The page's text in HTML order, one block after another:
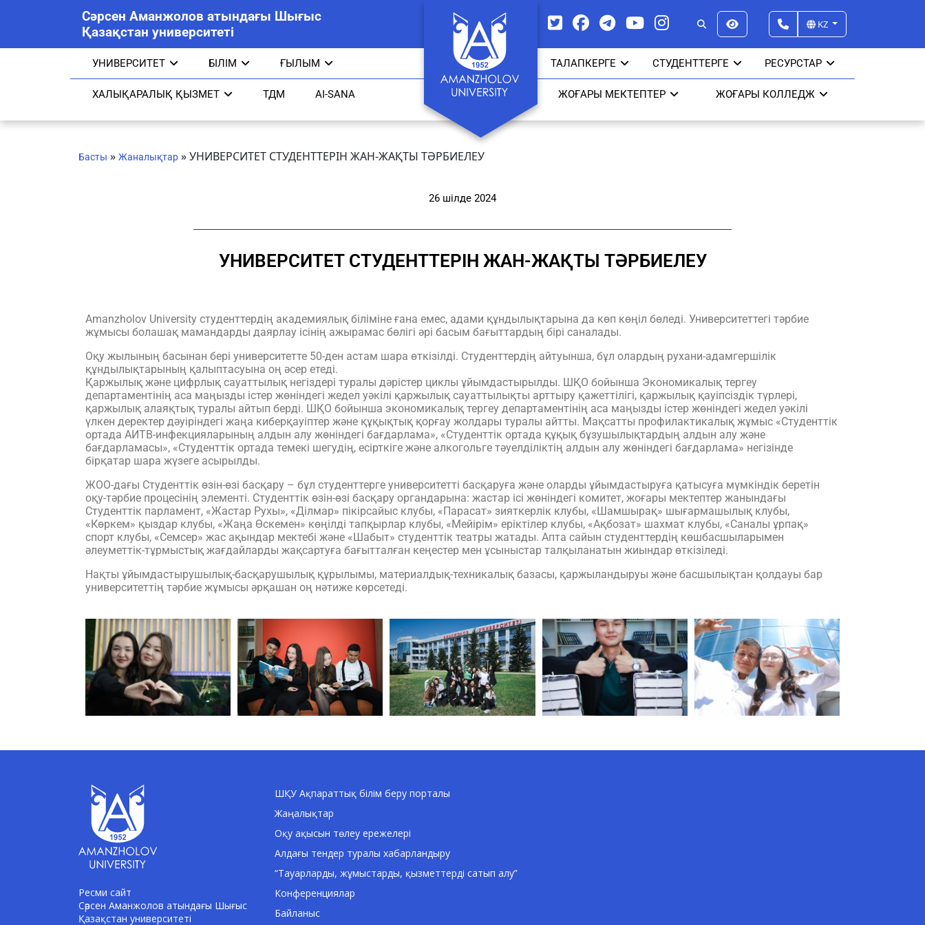
Сәрсен Аманжолов атындағы Шығыс
Қазақстан университеті
KZ
УНИВЕРСИТЕТ БІЛІМ ҒЫЛЫМ ТАЛАПКЕРГЕ СТУДЕНТТЕРГЕ РЕСУРСТАР
ХАЛЫҚАРАЛЫҚ ҚЫЗМЕТ ТДМ AI-SANA ЖОҒАРЫ МЕКТЕПТЕР ЖОҒАРЫ КОЛЛЕДЖ
Басты » Жаналықтар »УНИВЕРСИТЕТ СТУДЕНТТЕРІН ЖАН-ЖАҚТЫ ТӘРБИЕЛЕУ
26 шілде 2024
УНИВЕРСИТЕТ СТУДЕНТТЕРІН ЖАН-ЖАҚТЫ ТӘРБИЕЛЕУ
Amanzholov University студенттердің академиялық біліміне ғана емес, адами құндылықтарына да көп көңіл бөледі. Университеттегі тәрбие
жұмысы болашақ мамандарды даярлау ісінің ажырамас бөлігі әрі басым бағыттардың бірі саналады.
Оқу жылының басынан бері университетте 50-ден астам шара өткізілді. Студенттердің айтуынша, бұл олардың рухани-адамгершілік
құндылықтарының қалыптасуына оң әсер етеді.
Қаржылық және цифрлық сауаттылық негіздері туралы дәрістер циклы ұйымдастырылды. ШҚО бойынша Экономикалық тергеу
департаментінің аса маңызды істер жөніндегі жедел уәкілі қаржылық сауаттылықты арттыру қажеттілігі, қаржылық қауіпсіздік түрлері,
қаржылық алаяқтық туралы айтып берді. ШҚО бойынша экономикалық тергеу департаментінің аса маңызды істер жөніндегі жедел уәкілі
үлкен деректер дәуіріндегі жаңа киберқауіптер және құқықтық қорғау жолдары туралы айтты. Мақсатты профилактикалық жұмыс «Студенттік
ортада АИТВ-инфекцияларының алдын алу жөніндегі бағдарлама», «Студенттік ортада құқық бұзушылықтардың алдын алу және
бағдарламасы», «Студенттік ортада темекі шегудің, есірткіге және алкогольге тәуелділіктің алдын алу жөніндегі бағдарлама» негізінде
бірқатар шара жүзеге асырылды.
ЖОО-дағы Студенттік өзін-өзі басқару – бұл студенттерге университетті басқаруға және оларды ұйымдастыруға қатысуға мүмкіндік беретін
оқу-тәрбие процесінің элементі. Студенттік өзін-өзі басқару органдарына: жастар ісі жөніндегі комитет, жоғары мектептер жанындағы
Студенттік парламент, «Жастар Рухы», «Ділмар» пікірсайыс клубы, «Парасат» зияткерлік клубы, «Шамшырақ» шығармашылық клубы,
«Көркем» қыздар клубы, «Жаңа Өскемен» көңілді тапқырлар клубы, «Мейірім» еріктілер клубы, «Ақбозат» шахмат клубы, «Саналы ұрпақ»
спорт клубы, «Семсер» жас ақындар мектебі және «Шабыт» студенттік театры жатады. Апта сайын студенттердің көшбасшыларымен
әлеуметтік-тұрмыстық жағдайларды жақсартуға бағытталған кеңестер мен ұсыныстар талқыланатын жиындар өткізіледі.
Нақты ұйымдастырушылық-басқарушылық құрылымы, материалдық-техникалық базасы, қаржыландыруы және басшылықтан қолдауы бар
университеттің тәрбие жұмысы әрқашан оң нәтиже көрсетеді.
Ресми сайт
Сәрсен Аманжолов атындағы Шығыс
Қазақстан университеті
ШҚУ Ақпараттық білім беру порталы
Жаңалықтар
Оқу ақысын төлеу ережелері
Алдағы тендер туралы хабарландыру
“Тауарларды, жұмыстарды, қызметтерді сатып алу”
Конференциялар
Байланыс
Amanzholov University көмекшісі